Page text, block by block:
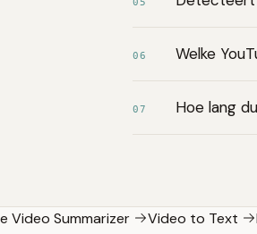
06 Welke
07 Hoe lang
Video Summarizer Video to Text